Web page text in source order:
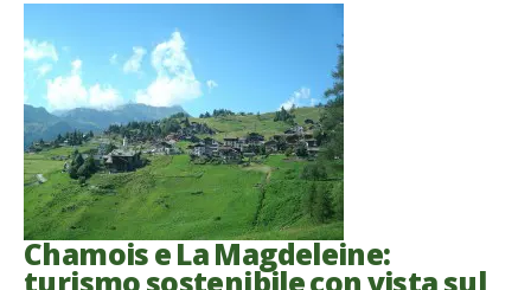
Chamois e La Magdeleine:
turismo sostenibile con vista sul